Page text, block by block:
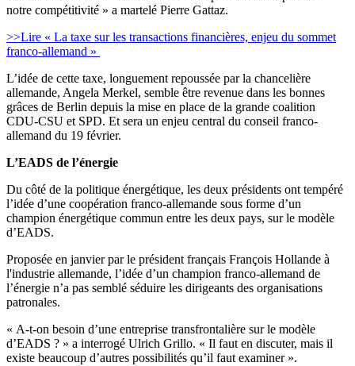
notre compétitivité » a martelé Pierre Gattaz.
>>Lire « La taxe sur les transactions financières, enjeu du sommet
franco-allemand »
L’idée de cette taxe, longuement repoussée par la chancelière
allemande, Angela Merkel, semble être revenue dans les bonnes
grâces de Berlin depuis la mise en place de la grande coalition
CDU-CSU et SPD. Et sera un enjeu central du conseil franco-
allemand du 19 février.
L’EADS de l’énergie
Du côté de la politique énergétique, les deux présidents ont tempéré
l’idée d’une coopération franco-allemande sous forme d’un
champion énergétique commun entre les deux pays, sur le modèle
d’EADS.
Proposée en janvier par le président français François Hollande à
l'industrie allemande, l’idée d’un champion franco-allemand de
l’énergie n’a pas semblé séduire les dirigeants des organisations
patronales.
« A-t-on besoin d’une entreprise transfrontalière sur le modèle
d’EADS ? » a interrogé Ulrich Grillo. « Il faut en discuter, mais il
existe beaucoup d’autres possibilités qu’il faut examiner ».